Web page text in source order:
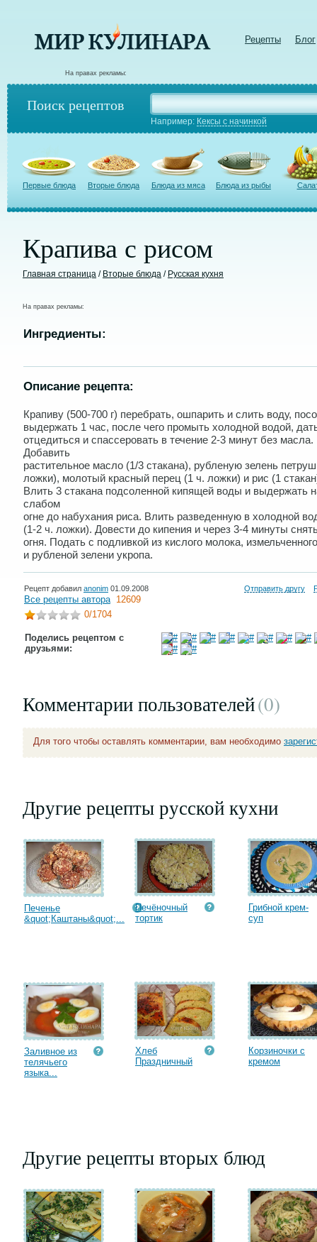
Рецепты Блог
На правах рекламы:
Поиск рецептов
Например: Кексы с начинкой
Первые блюда Вторые блюда Блюда из мяса Блюда из рыбы
Крапива с рисом
Главная страница / Вторые блюда / Русская кухня
На правах рекламы:
Ингредиенты:
Описание рецепта:
Крапиву (500-700 г) перебрать, ошпарить и слить воду,
выдержать 1 час, после чего промыть холодной водой,
отцедиться и спассеровать в течение 2-3 минут без масла.
Добавить
растительное масло (1/3 стакана), рубленую зелень
ложки), молотый красный перец (1 ч. ложки) и рис (1
Влить 3 стакана подсоленной кипящей воды и выдержать
слабом
огне до набухания риса. Влить разведенную в холодной
(1-2 ч. ложки). Довести до кипения и через 3-4 минуты
огня. Подать с подливкой из кислого молока,
и рубленой зелени укропа.
Рецепт добавил anonim 01.09.2008 Отправить другу
Все рецепты автора 12609
0/1704
Поделись рецептом с
друзьями:
Комментарии пользователей(0)
Для того чтобы оставлять комментарии, вам необходимо
Другие рецепты русской кухни
Печенье
&quot;Каштаны&quot;...
Печёночный
тортик
Грибной крем-
суп
Заливное из
телячьего
языка...
Хлеб
Праздничный
Корзиночки с
кремом
Другие рецепты вторых блюд